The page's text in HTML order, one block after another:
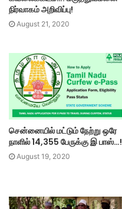
நிர்வாகம் அறிவிப்பு!
August 21, 2020
சென்னையில் மட்டும் நேற்று ஒரே
நாளில் 14,355 பேருக்கு இ பாஸ்…!
August 19, 2020